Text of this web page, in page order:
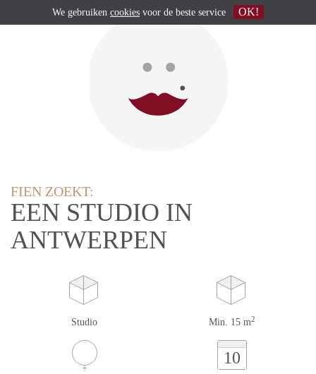
FIEN ZOEKT:
EEN STUDIO IN
ANTWERPEN
Studio Min. 15 m2
10
We gebruiken cookies voor de beste service OK!